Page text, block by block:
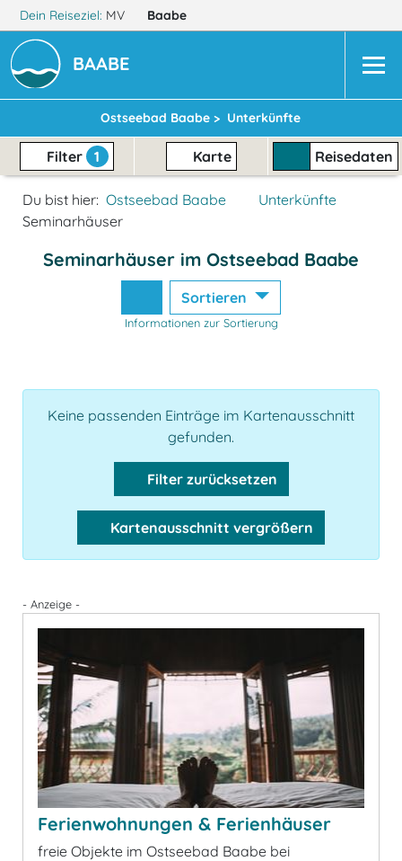
Dein Reiseziel: MV Baabe
BAABE
Ostseebad Baabe > Unterkünfte
Filter 1 Karte Reisedaten
Du bist hier: Ostseebad Baabe
Unterkünfte
Seminarhäuser
Seminarhäuser im Ostseebad Baabe
Sortieren
Informationen zur Sortierung
Keine passenden Einträge im Kartenausschnitt
gefunden.
Filter zurücksetzen
Kartenausschnitt vergrößern
- Anzeige -
Ferienwohnungen & Ferienhäuser
freie Objekte im Ostseebad Baabe bei